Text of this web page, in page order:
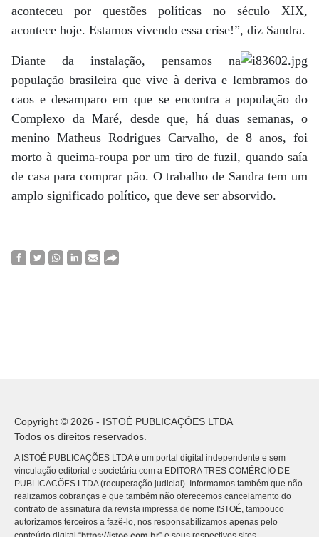
aconteceu por questões políticas no século XIX,
acontece hoje. Estamos vivendo essa crise!”, diz Sandra.
Diante da instalação, pensamos na
população brasileira que vive à deriva e lembramos do
caos e desamparo em que se encontra a população do
Complexo da Maré, desde que, há duas semanas, o
menino Matheus Rodrigues Carvalho, de 8 anos, foi
morto à queima-roupa por um tiro de fuzil, quando saía
de casa para comprar pão. O trabalho de Sandra tem um
amplo significado político, que deve ser absorvido.
Copyright © 2026 - ISTOÉ PUBLICAÇÕES LTDA
Todos os direitos reservados.
A ISTOÉ PUBLICAÇÕES LTDA é um portal digital independente e sem
vinculação editorial e societária com a EDITORA TRES COMÉRCIO DE
PUBLICACÕES LTDA (recuperação judicial). Informamos também que não
realizamos cobranças e que também não oferecemos cancelamento do
contrato de assinatura da revista impressa de nome ISTOÉ, tampouco
autorizamos terceiros a fazê-lo, nos responsabilizamos apenas pelo